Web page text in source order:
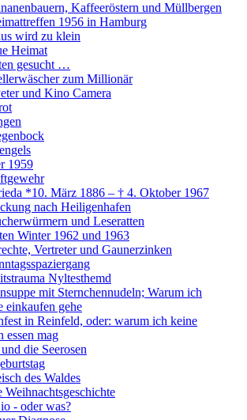
Kaffeeröstern und Müllbergen
1956 in Hamburg
wird zu klein
Heimat
gesucht …
zum Millionär
und Kino Camera
1959
*10. März 1886 – † 4. Oktober 1967
nach Heiligenhafen
und Leseratten
Winter 1962 und 1963
Vertreter und Gaunerzinken
Nyltesthemd
mit Sternchennudeln; Warum ich
einkaufen gehe
in Reinfeld, oder: warum ich keine
essen mag
die Seerosen
des Waldes
Weihnachtsgeschichte
- oder was?